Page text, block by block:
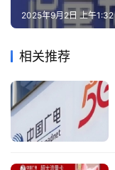
2025年9月2日 上午1:32
相关推荐